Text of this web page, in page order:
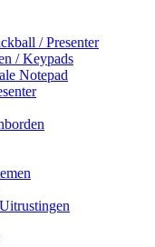
/ Presenter
/ Keypads
Notepad